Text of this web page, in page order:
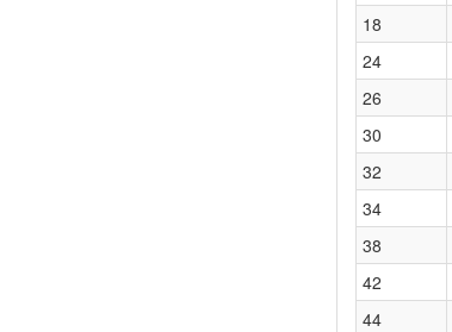
18
24
26
30
32
34
38
42
44